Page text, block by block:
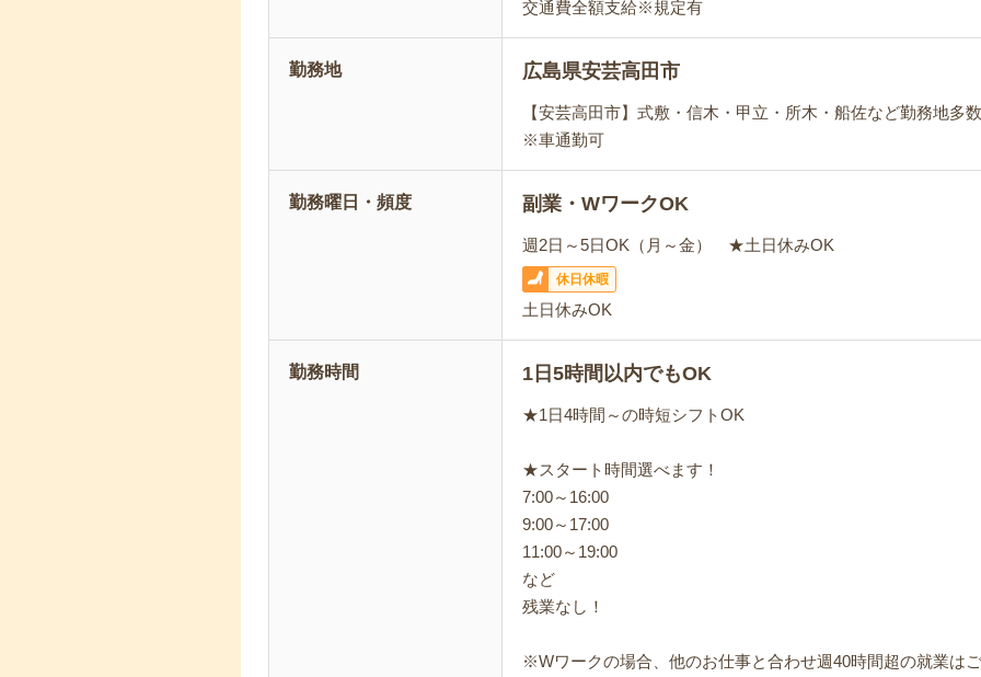
交通費全額支給※規定有
勤務地 広島県安芸高田市
【安芸高田市】式敷・信木・甲立・所木・船佐など勤務地多
※車通勤可
勤務曜日・頻度 副業・WワークOK
週2日～5日OK（月～金） ★土日休みOK
休日休暇
土日休みOK
勤務時間 1日5時間以内でもOK
★1日4時間～の時短シフトOK
★スタート時間選べます！
7:00～16:00
9:00～17:00
11:00～19:00
など
残業なし！
※Wワークの場合、他のお仕事と合わせ週40時間超の就業は